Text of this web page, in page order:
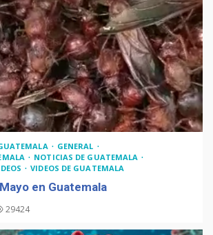
GENERAL
NOTICIAS DE GUATEMALA
VIDEOS DE GUATEMALA
en Guatemala
29424